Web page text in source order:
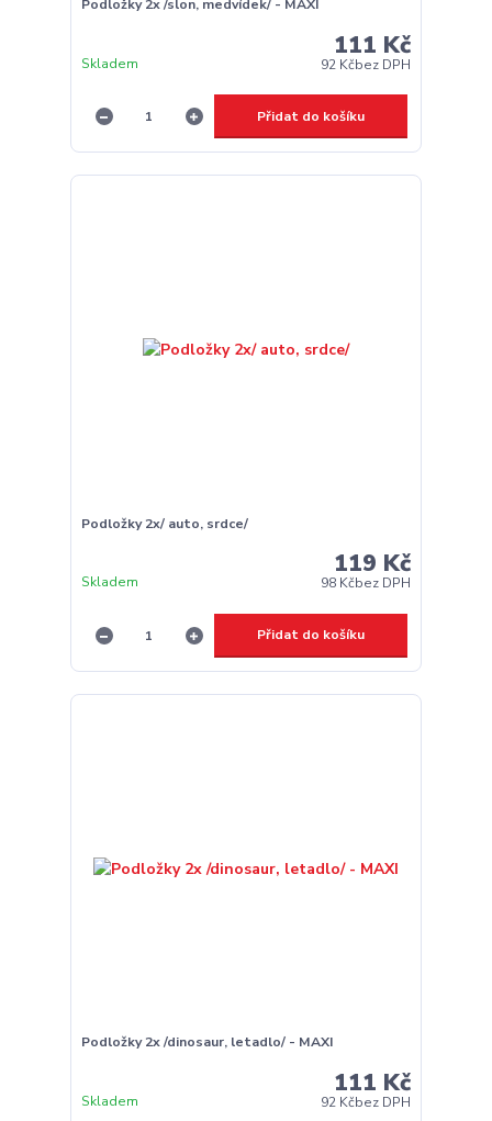
Podložky 2x /slon, medvídek/ - MAXI
111 Kč
92 Kčbez DPH
Skladem
Přidat do košíku
Podložky 2x/ auto, srdce/
119 Kč
98 Kčbez DPH
Skladem
Přidat do košíku
Podložky 2x /dinosaur, letadlo/ - MAXI
111 Kč
92 Kčbez DPH
Skladem